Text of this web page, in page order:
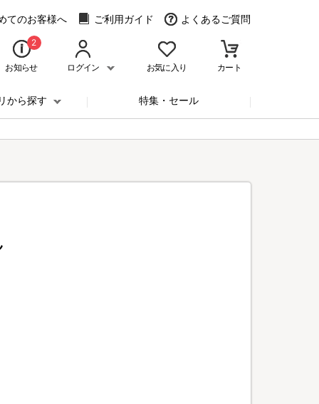
てのお客様へ ご利用ガイド よくあるご質問
2
お知らせ ログイン お気に入り カート
から探す 特集・セール